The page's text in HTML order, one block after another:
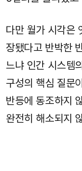
다만 월가 시각은
장됐다고 반박한
느냐 인간 시스템
구성의 핵심 질문
반등에 동조하지
완전히 해소되지